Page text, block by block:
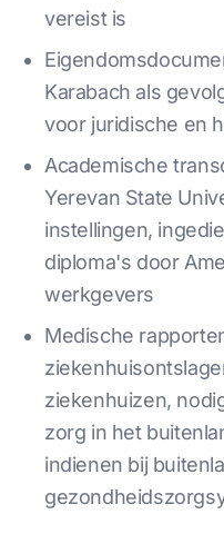
vereist is
Karabach als
voor juridische en
Academische
Yerevan State
instellingen,
diploma's door
werkgevers
Medische
ziekenhuizen,
zorg in het
indienen bij